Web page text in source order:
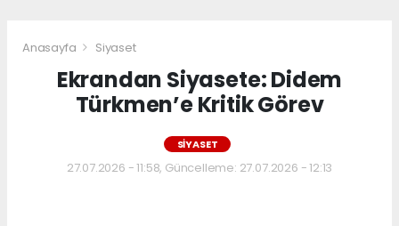
Anasayfa Siyaset
Ekrandan Siyasete: Didem
Türkmen’e Kritik Görev
SIYASET
27.07.2026 - 11:58, Güncelleme: 27.07.2026 - 12:13